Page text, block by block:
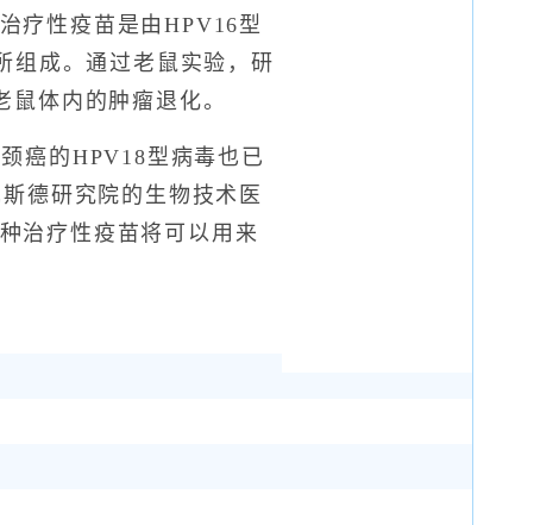
疗性疫苗是由HPV16型
组成。通过老鼠实验，研
体内的肿瘤退化。
癌的HPV18型病毒也已
德研究院的生物技术医
治疗性疫苗将可以用来